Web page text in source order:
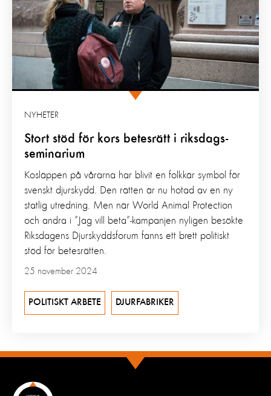
Stort stöd för kors betesrätt i riksdags-
seminarium
NYHETER
Kosläppen på vårarna har blivit en folkkär symbol för
svenskt djurskydd. Den rätten är nu hotad av en ny
statlig utredning. Men när World Animal Protection
och andra i ”Jag vill beta”-kampanjen nyligen besökte
Riksdagens Djurskyddsforum fanns ett brett politiskt
stöd för betesrätten.
25 november 2024
POLITISKT ARBETE DJURFABRIKER